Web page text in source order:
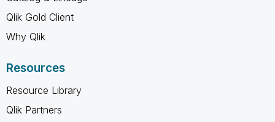
Qlik Gold Client
Why Qlik
Resources
Resource Library
Qlik Partners